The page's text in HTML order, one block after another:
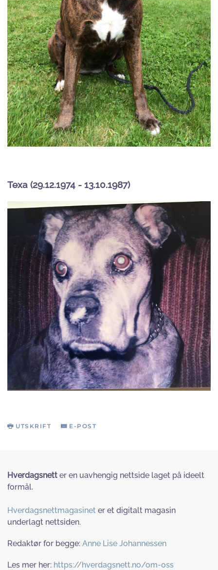
Texa (29.12.1974 - 13.10.1987)
UTSKRIFT E-POST
Hverdagsnett er en uavhengig nettside laget på ideelt
formål.
Hverdagsnettmagasinet er et digitalt magasin
underlagt nettsiden.
Redaktør for begge: Anne Lise Johannessen
Les mer her: https://hverdagsnett.no/om-oss